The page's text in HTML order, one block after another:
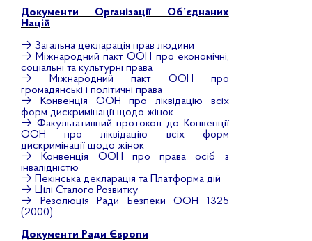
Документи Організації Об’єднаних
Націй
→ Загальна декларація прав людини
→ Міжнародний пакт ООН про економічні,
соціальні та культурні права
→
Міжнародний пакт ООН про
громадянські і політичні права
→
Конвенція ООН про ліквідацію всіх
форм дискримінації щодо жінок
→ Факультативний протокол до Конвенції
ООН про ліквідацію всіх форм
дискримінації щодо жінок
→
Конвенція ООН про права осіб з
інвалідністю
→
Пекінська декларація та Платформа дій
→ Цілі Сталого Розвитку
→
Резолюція Ради Безпеки ООН 1325
(2000)
Документи Ради Європи